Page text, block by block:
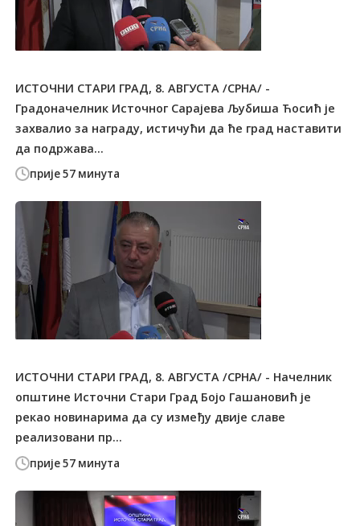
прије 57 минута
ИСТОЧНИ СТАРИ ГРАД, 8. АВГУСТА /СРНА/ -
Градоначелник Источног Сарајева Љубиша Ћосић је
захвалио за награду, истичући да ће град наставити
да подржава...
прије 57 минута
ИСТОЧНИ СТАРИ ГРАД, 8. АВГУСТА /СРНА/ - Начелник
општине Источни Стари Град Бојо Гашановић је
рекао новинарима да су између двије славе
реализовани пр...